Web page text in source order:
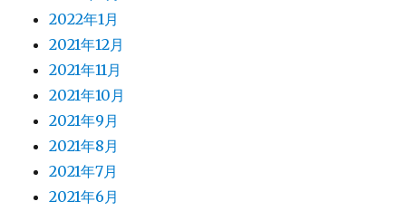
2022年1月
2021年12月
2021年11月
2021年10月
2021年9月
2021年8月
2021年7月
2021年6月